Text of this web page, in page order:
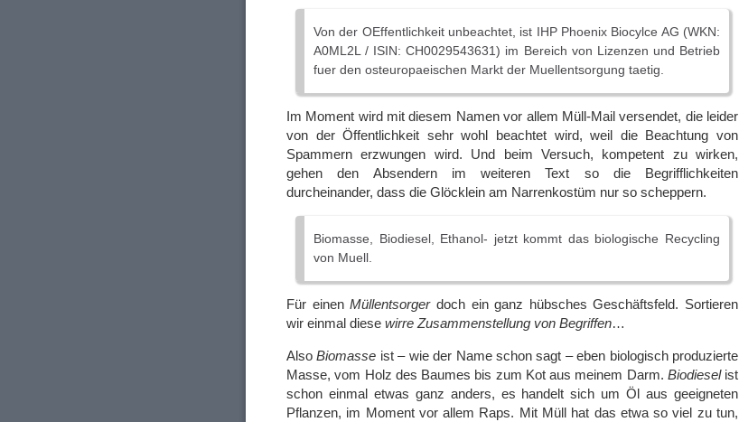
Von der OEffentlichkeit unbeachtet, ist IHP Phoenix Biocylce AG (WKN:
A0ML2L / ISIN: CH0029543631) im Bereich von Lizenzen und Betrieb
fuer den osteuropaeischen Markt der Muellentsorgung taetig.
Im Moment wird mit diesem Namen vor allem Müll-Mail versendet, die leider
von der Öffentlichkeit sehr wohl beachtet wird, weil die Beachtung von
Spammern erzwungen wird. Und beim Versuch, kompetent zu wirken,
gehen den Absendern im weiteren Text so die Begrifflichkeiten
durcheinander, dass die Glöcklein am Narrenkostüm nur so scheppern.
Biomasse, Biodiesel, Ethanol- jetzt kommt das biologische Recycling
von Muell.
Für einenMüllentsorgerdoch ein ganz hübsches Geschäftsfeld. Sortieren
wir einmal diese wirre Zusammenstellung von Begriffen…
AlsoBiomasse ist – wie der Name schon sagt – eben biologisch produzierte
Masse, vom Holz des Baumes bis zum Kot aus meinem Darm. Biodieselist
schon einmal etwas ganz anders, es handelt sich um Öl aus geeigneten
Pflanzen, im Moment vor allem Raps. Mit Müll hat das etwa so viel zu tun,